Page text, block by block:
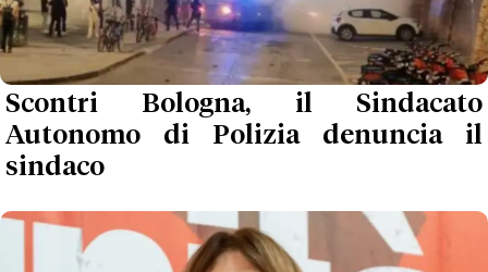
Scontri Bologna, il Sindacato
Autonomo di Polizia denuncia il
sindaco